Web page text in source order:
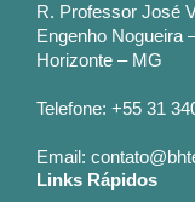
R. Professor José
Engenho Nogueira
Horizonte – MG
Telefone: +55 31
Email:
Links Rápidos